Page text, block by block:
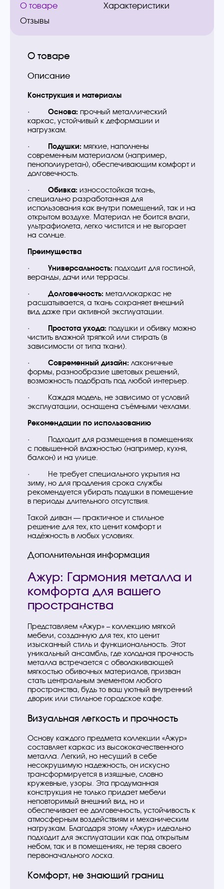
О товаре
Характеристики
Отзывы
О товаре
Описание
Конструкция и материалы
· Основа: прочный металлический
каркас, устойчивый к деформации и
нагрузкам.
· Подушки: мягкие, наполнены
современным материалом (например,
пенополиуретан), обеспечивающим комфорт и
долговечность.
· Обивка: износостойкая ткань,
специально разработанная для
использования как внутри помещений, так и на
открытом воздухе. Материал не боится влаги,
ультрафиолета, легко чистится и не выгорает
на солнце.
Преимущества
· Универсальность: подходит для гостиной,
веранды, дачи или террасы.
· Долговечность: металлокаркас не
расшатывается, а ткань сохраняет внешний
вид даже при активной эксплуатации.
· Простота ухода: подушки и обивку можно
чистить влажной тряпкой или стирать (в
зависимости от типа ткани).
· Современный дизайн: лаконичные
формы, разнообразие цветовых решений,
возможность подобрать под любой интерьер.
· Каждая модель, не зависимо от условий
эксплуатации, оснащена съёмными чехлами.
Рекомендации по использованию
· Подходит для размещения в помещениях
с повышенной влажностью (например, кухня,
балкон) и на улице.
· Не требует специального укрытия на
зиму, но для продления срока службы
рекомендуется убирать подушки в помещение
в периоды длительного отсутствия.
Такой диван — практичное и стильное
решение для тех, кто ценит комфорт и
надёжность в любых условиях.
Дополнительная информация
Ажур: Гармония металла и
комфорта для вашего
пространства
Представляем «Ажур» – коллекцию мягкой
мебели, созданную для тех, кто ценит
изысканный стиль и функциональность. Этот
уникальный ансамбль, где холодная прочность
металла встречается с обволакивающей
мягкостью обивочных материалов, призван
стать центральным элементом любого
пространства, будь то ваш уютный внутренний
дворик или стильное городское кафе.
Визуальная легкость и прочность
Основу каждого предмета коллекции «Ажур»
составляет каркас из высококачественного
металла. Легкий, но несущий в себе
несокрушимую надежность, он искусно
трансформируется в изящные, словно
кружевные, узоры. Эта продуманная
конструкция не только придает мебели
неповторимый внешний вид, но и
обеспечивает ее долговечность, устойчивость к
атмосферным воздействиям и механическим
нагрузкам. Благодаря этому «Ажур» идеально
подходит для эксплуатации как под открытым
небом, так и в помещениях, не теряя своего
первоначального лоска.
Комфорт, не знающий границ